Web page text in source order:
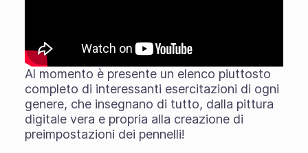
Al momento è presente un elenco piuttosto
completo di interessanti esercitazioni di ogni
genere, che insegnano di tutto, dalla pittura
digitale vera e propria alla creazione di
preimpostazioni dei pennelli!